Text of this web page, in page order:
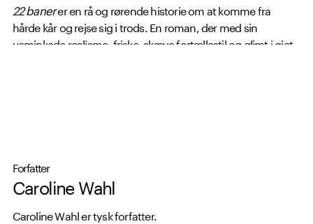
22 banerer en rå og rørende historie om at komme fra
hårde kår og rejse sig i trods. En roman, der med sin
usminkede realisme, friske, skæve fortællestil og glimt i øjet
Forfatter
Caroline Wahl
Caroline Wahl er tysk forfatter.